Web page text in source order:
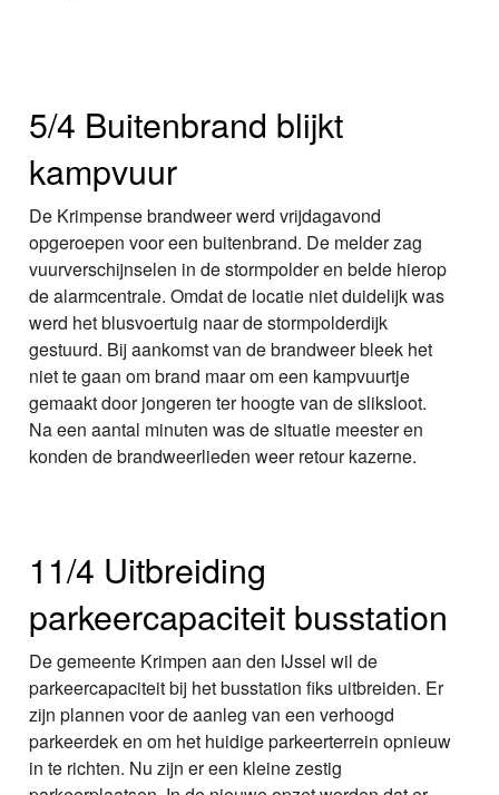
5/4 Buitenbrand blijkt
kampvuur
De Krimpense brandweer werd vrijdagavond
opgeroepen voor een buitenbrand. De melder zag
vuurverschijnselen in de stormpolder en belde hierop
de alarmcentrale. Omdat de locatie niet duidelijk was
werd het blusvoertuig naar de stormpolderdijk
gestuurd. Bij aankomst van de brandweer bleek het
niet te gaan om brand maar om een kampvuurtje
gemaakt door jongeren ter hoogte van de sliksloot.
Na een aantal minuten was de situatie meester en
konden de brandweerlieden weer retour kazerne.
11/4 Uitbreiding
parkeercapaciteit busstation
De gemeente Krimpen aan den IJssel wil de
parkeercapaciteit bij het busstation fiks uitbreiden. Er
zijn plannen voor de aanleg van een verhoogd
parkeerdek en om het huidige parkeerterrein opnieuw
in te richten. Nu zijn er een kleine zestig